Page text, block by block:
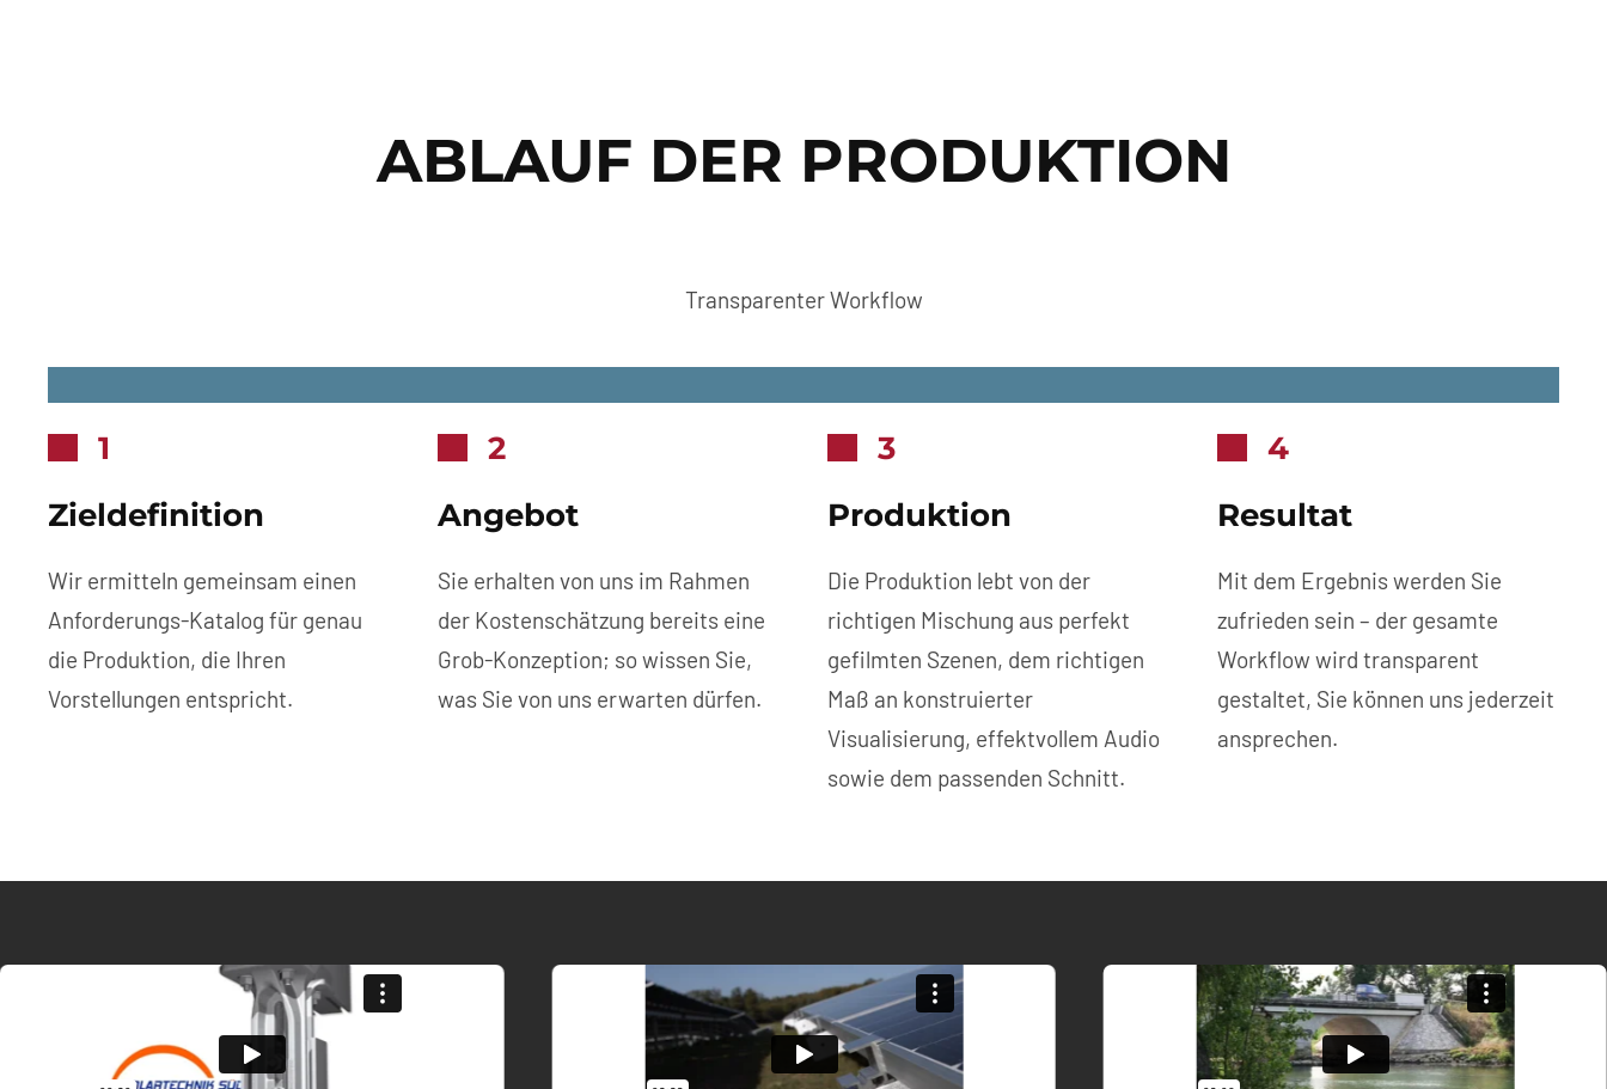
ABLAUF DER PRODUKTION
Transparenter Workflow
1
Zieldefinition
Wir ermitteln gemeinsam einen
Anforderungs-Katalog für genau
die Produktion, die Ihren
Vorstellungen entspricht.
2
Angebot
Sie erhalten von uns im Rahmen
der Kostenschätzung bereits eine
Grob-Konzeption; so wissen Sie,
was Sie von uns erwarten dürfen.
3
Produktion
Die Produktion lebt von der
richtigen Mischung aus perfekt
gefilmten Szenen, dem richtigen
Maß an konstruierter
Visualisierung, effektvollem Audio
sowie dem passenden Schnitt.
4
Resultat
Mit dem Ergebnis werden Sie
zufrieden sein – der gesamte
Workflow wird transparent
gestaltet, Sie können uns jederzeit
ansprechen.